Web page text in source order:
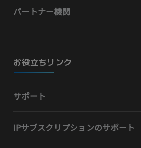
パートナー機関
お役立ちリンク
サポート
IPサブスクリプションのサポート